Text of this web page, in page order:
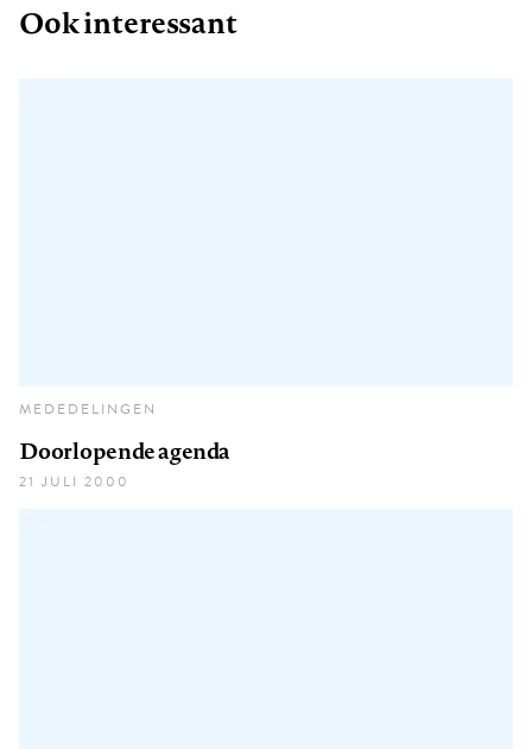
Ook interessant
MEDEDELINGEN
Doorlopende agenda
21 JULI 2000